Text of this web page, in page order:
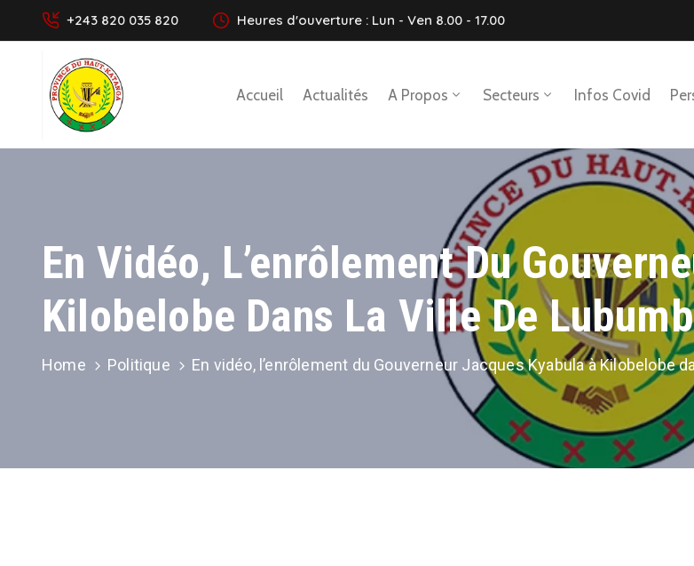
+243 820 035 820 Heures d'ouverture : Lun - Ven 8.00 - 17.00
Accueil Actualités A Propos Secteurs Infos Covid
En Vidéo, L’enrôlement Du
Kilobelobe Dans La Ville De
Home Politique En vidéo, l’enrôlement du Gouverneur Jacques Kyabula à Kilobelobe